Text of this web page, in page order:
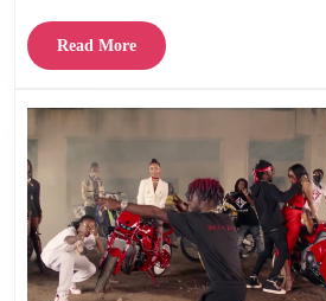
Read MoreRead
More